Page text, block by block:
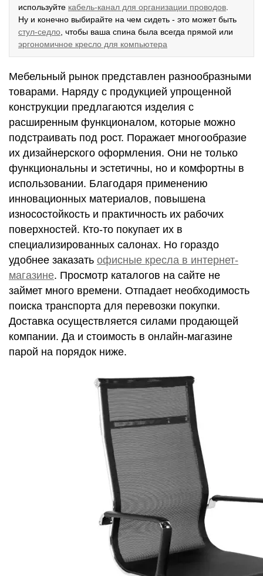
используйте кабель-канал для организации проводов
Ну и конечно выбирайте на чем сидеть - это может быть
стул-седло , чтобы ваша спина была всегда прямой или
эргономичное кресло для компьютера
Мебельный рынок представлен разнообразными
товарами. Наряду с продукцией упрощенной
конструкции предлагаются изделия с
расширенным функционалом, которые можно
подстраивать под рост. Поражает многообразие
их дизайнерского оформления. Они не только
функциональны и эстетичны, но и комфортны в
использовании. Благодаря применению
инновационных материалов, повышена
износостойкость и практичность их рабочих
поверхностей. Кто-то покупает их в
специализированных салонах. Но гораздо
удобнее заказать офисные кресла в интернет-
магазине. Просмотр каталогов на сайте не
займет много времени. Отпадает необходимость
поиска транспорта для перевозки покупки.
Доставка осуществляется силами продающей
компании. Да и стоимость в онлайн-магазине
парой на порядок ниже.